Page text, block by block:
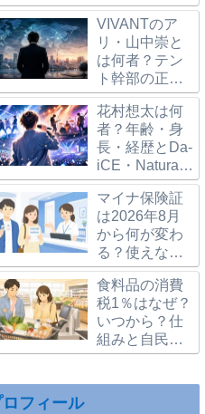
【最新版】村重杏奈の結婚？
旦那・子供・家族構成・経
歴・ハーフ？など徹底解説！
育・5000万円
マンションと
二拠点生活を
解説
VIVANTのア
リ・山中崇と
は何者？テン
ト幹部の正
体・新庄との
関係を解説
花村想太は何
者？年齢・身
長・経歴とDa-
iCE・Natural
Lag・ソロ活動
を解説
マイナ保険証
は2026年8月
から何が変わ
る？使えない
保険証と資格
確認書を解説
食料品の消費
税1％はなぜ？
いつから？仕
組みと自民党
内の反対理由
ロフィール